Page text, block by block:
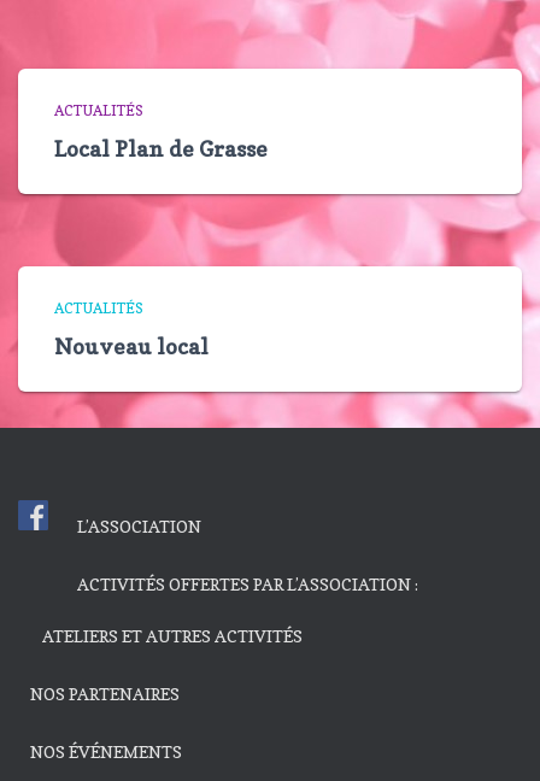
ACTUALITÉS
Local Plan de Grasse
ACTUALITÉS
Nouveau local
L’ASSOCIATION
ACTIVITÉS OFFERTES PAR L’ASSOCIATION :
ATELIERS ET AUTRES ACTIVITÉS
NOS PARTENAIRES
NOS ÉVÉNEMENTS